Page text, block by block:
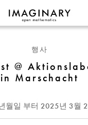
Français
Deutsch
한국어
Türkçe
Programs
Galleries
Hands-On
Texts
프로젝트
참가하기
연락처
행사
@
in Marschacht
월일 부터 2025년 3월